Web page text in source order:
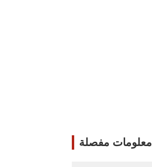
معلومات مفصلة